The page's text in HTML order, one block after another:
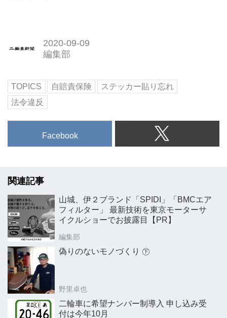
2020-09-09
編集部
TOPICS 自賠責保険
ステッカー貼り忘れ
法令違反
Facebook
関連記事
山城、伊２ブランド「SPIDI」「BMCエア
フィルター」 最新技術を東京モーターサ
イクルショーでお披露目【PR】
編集部
偽りのないモノづくり ㊦
野里卓也
二輪車に希望ナンバー制導入 申し込み受
付は今年10月